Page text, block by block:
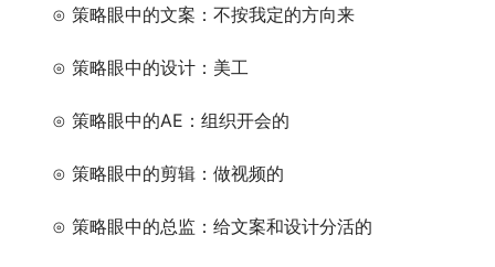
⊙ 策略眼中的文案：不按我定的方向来
⊙ 策略眼中的设计：美工
⊙ 策略眼中的AE：组织开会的
⊙ 策略眼中的剪辑：做视频的
⊙ 策略眼中的总监：给文案和设计分活的